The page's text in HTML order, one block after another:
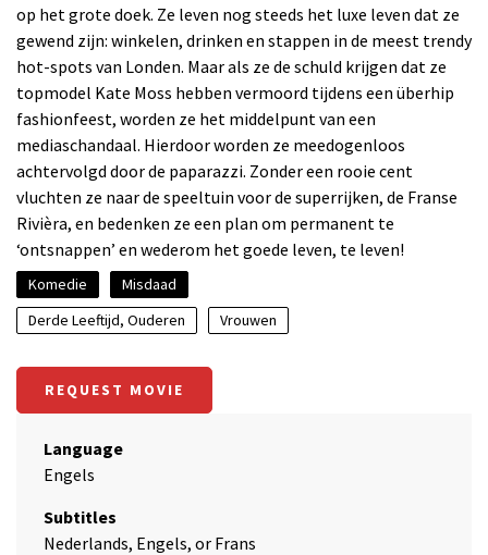
op het grote doek. Ze leven nog steeds het luxe leven dat ze
gewend zijn: winkelen, drinken en stappen in de meest trendy
hot-spots van Londen. Maar als ze de schuld krijgen dat ze
topmodel Kate Moss hebben vermoord tijdens een überhip
fashionfeest, worden ze het middelpunt van een
mediaschandaal. Hierdoor worden ze meedogenloos
achtervolgd door de paparazzi. Zonder een rooie cent
vluchten ze naar de speeltuin voor de superrijken, de Franse
Rivièra, en bedenken ze een plan om permanent te
‘ontsnappen’ en wederom het goede leven, te leven!
Komedie
Misdaad
Derde Leeftijd, Ouderen
Vrouwen
REQUEST MOVIE
Language
Engels
Subtitles
Nederlands, Engels, or Frans